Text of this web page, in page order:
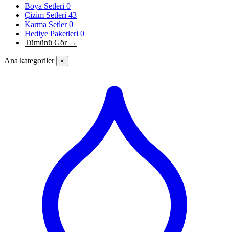
Boya Setleri 0
Çizim Setleri 43
Karma Setler0
Hediye Paketleri 0
Tümünü Gör →
Ana kategoriler ×